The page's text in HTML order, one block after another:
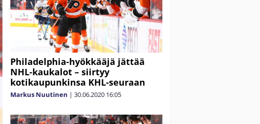
Philadelphia-hyökkääjä jättää
NHL-kaukalot – siirtyy
kotikaupunkinsa KHL-seuraan
Markus Nuutinen | 30.06.2020 16:05